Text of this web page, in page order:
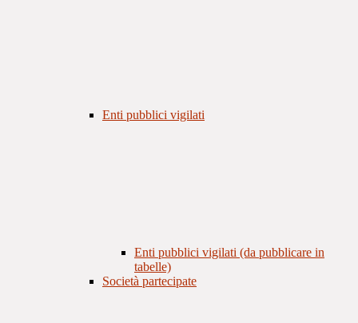
Enti pubblici vigilati
Enti pubblici vigilati (da pubblicare in
tabelle)
Società partecipate